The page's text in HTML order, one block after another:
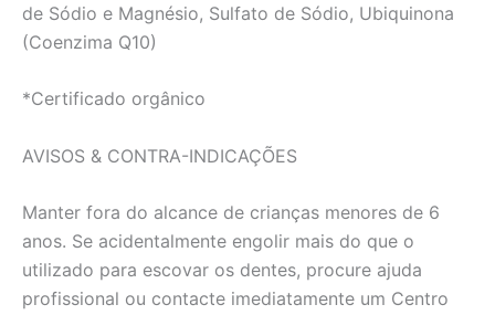
de Sódio e Magnésio, Sulfato de Sódio, Ubiquinona
(Coenzima Q10)
*Certificado orgânico
AVISOS & CONTRA-INDICAÇÕES
Manter fora do alcance de crianças menores de 6
anos. Se acidentalmente engolir mais do que o
utilizado para escovar os dentes, procure ajuda
profissional ou contacte imediatamente um Centro